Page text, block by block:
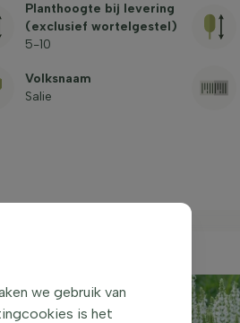
Planthoogte bij levering
(exclusief wortelgestel)
5-10
Volksnaam
Salie
we gebruik van
is het